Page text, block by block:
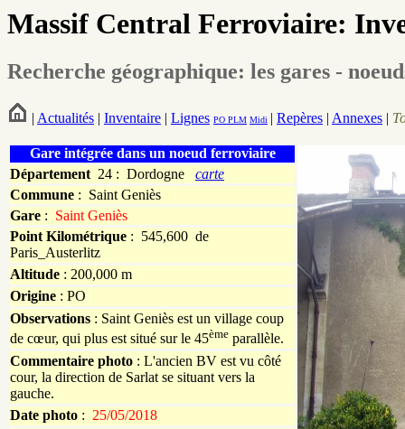
Massif Central Ferroviaire:
Recherche géographique: les gares -
| Actualités | Inventaire | Lignes PO PLM Midi | Repères | Annexes |
Gare intégrée dans un noeud ferroviaire
Département 24 : Dordogne carte
Commune : Saint Geniès
Gare : Saint Geniès
Point Kilométrique : 545,600 de
Paris_Austerlitz
Altitude : 200,000 m
Origine : PO
Observations : Saint Geniès est un village coup
de cœur, qui plus est situé sur le 45ème parallèle.
Commentaire photo : L'ancien BV est vu côté
cour, la direction de Sarlat se situant vers la
gauche.
Date photo : 25/05/2018